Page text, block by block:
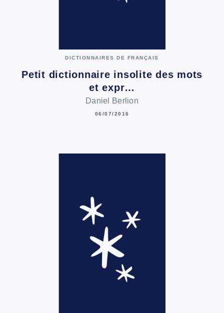
DICTIONNAIRES DE FRANÇAIS
Petit dictionnaire insolite des mots
et expr…
Daniel Berlion
06/07/2016